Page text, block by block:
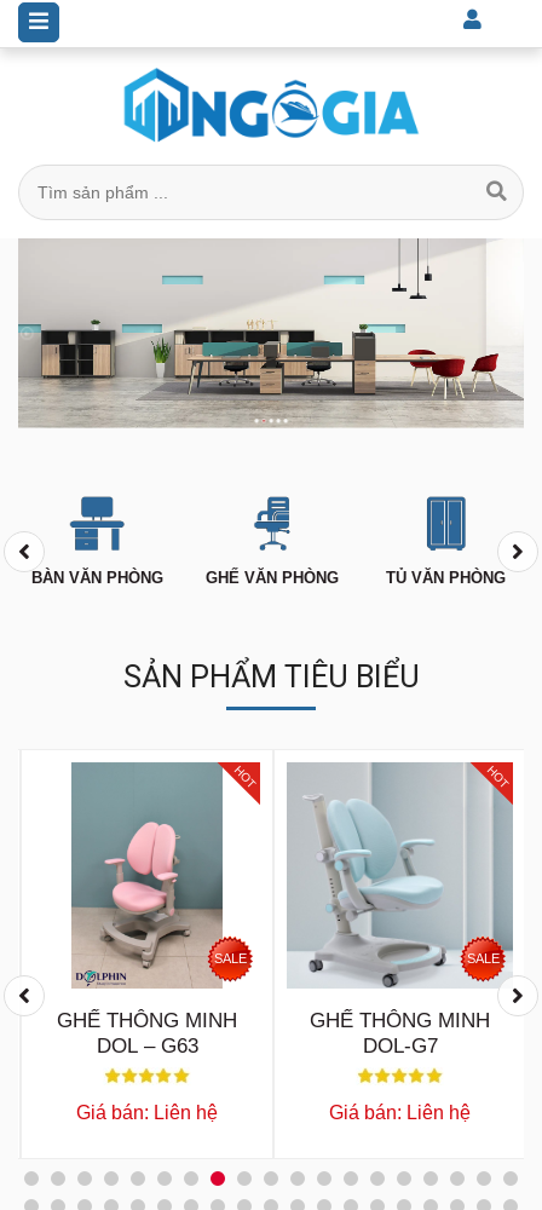
BÀN VĂN PHÒNG GHẾ VĂN PHÒNG TỦ VĂN PHÒNG
SẢN PHẨM TIÊU BIỂU
HOT
SALE
GHẾ THÔNG MINH
DOL – G63
Giá bán: Liên hệ
HOT
SALE
GHẾ THÔNG MINH
DOL-G7
Giá bán: Liên hệ